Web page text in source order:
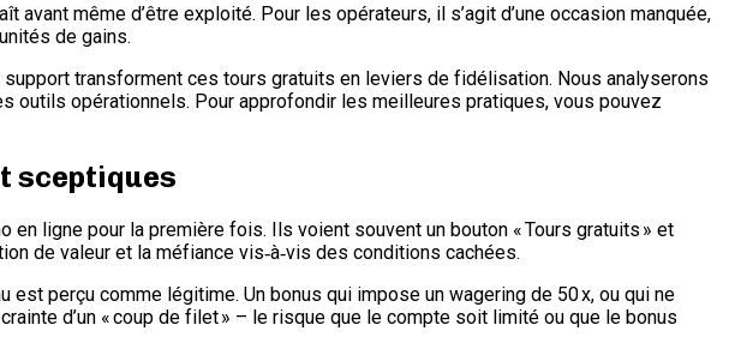
même d’être exploité. Pour les opérateurs, il s’agit d’une occasion manquée,
de gains.
transforment ces tours gratuits en leviers de fidélisation. Nous analyserons
outils opérationnels. Pour approfondir les meilleures pratiques, vous pouvez
sceptiques
ligne pour la première fois. Ils voient souvent un bouton « Tours gratuits » et
de valeur et la méfiance vis‑à‑vis des conditions cachées.
perçu comme légitime. Un bonus qui impose un wagering de 50 x, ou qui ne
d’un « coup de filet » – le risque que le compte soit limité ou que le bonus